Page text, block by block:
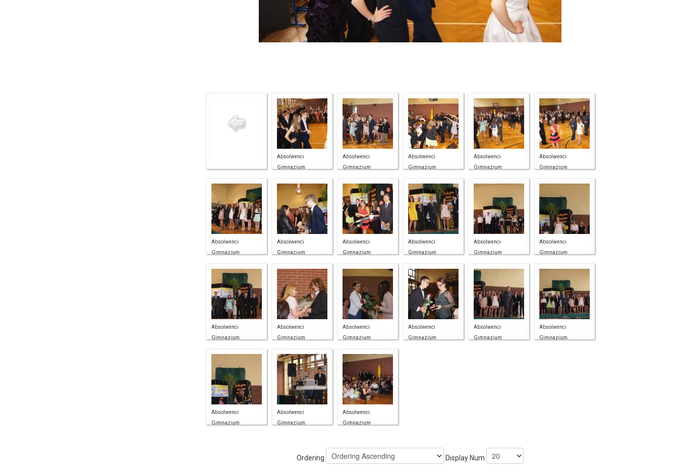
Absolwenci
Gimnazjum
Absolwenci
Gimnazjum
Absolwenci
Gimnazjum
Absolwenci
Gimnazjum
Absolwenci
Gimnazjum
Absolwenci
Gimnazjum
Absolwenci
Gimnazjum
Absolwenci
Gimnazjum
Absolwenci
Gimnazjum
Absolwenci
Gimnazjum
Absolwenci
Gimnazjum
Absolwenci
Gimnazjum
Absolwenci
Gimnazjum
Absolwenci
Gimnazjum
Absolwenci
Gimnazjum
Absolwenci
Gimnazjum
Absolwenci
Gimnazjum
Absolwenci
Gimnazjum
Absolwenci
Gimnazjum
Absolwenci
Gimnazjum
Ordering Display Num